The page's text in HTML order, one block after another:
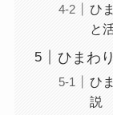
ひ
と
ひまわ
ひ
説